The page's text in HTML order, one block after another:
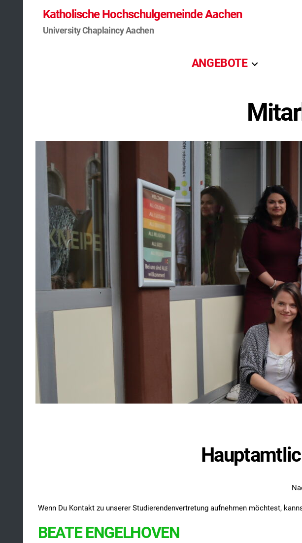
Katholische Hochschulgemeinde Aachen
University Chaplaincy Aachen
ANGEBOTE
Wenn Du Kontakt zu unserer Studierendenvertretung aufnehmen möchtest,
BEATE ENGELHOVEN